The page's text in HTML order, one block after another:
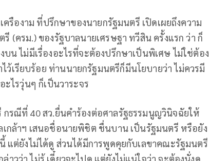
รืองาม ที่ปรึกษาของนายกรัฐมนตรี เปิดเผยถึงความ
(ครม.) ของรัฐบาลนายเศรษฐา ทวีสิน ครั้งแรก ว่า ก็
บน ไม่มีเรื่องอะไรที่จะต้องปรึกษาเป็นพิเศษ ไม่ใช่ต้อง
ว้เรียบร้อย ท่านนายกรัฐมนตรีก็มีนโยบายว่า ไม่ควรมี
ะไรวุ่นๆ ก็เป็นวาระจร
กรณีที่ 40 สว.ยื่นคำร้องต่อศาลรัฐธรรมนูญวินิจฉัยให้
กล้าฯ เสนอชื่อนายพิชิต ชื่นบาน เป็นรัฐมนตรี หรือยัง
แต่ยังไม่ได้ดู ส่วนได้มีการพูดคุยกับเลขาคณะรัฐมนตรี